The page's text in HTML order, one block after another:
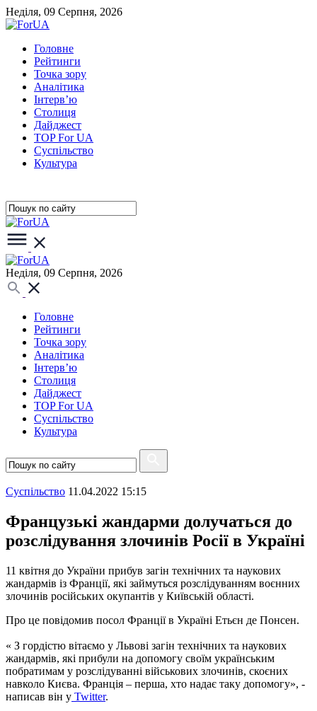
Неділя, 09 Серпня, 2026
Головне
Рейтинги
Точка зору
Аналітика
Інтерв’ю
Столиця
Дайджест
TOP For UA
Суспiльство
Культура
Неділя, 09 Серпня, 2026
Головне
Рейтинги
Точка зору
Аналітика
Інтерв’ю
Столиця
Дайджест
TOP For UA
Суспiльство
Культура
Суспiльство 11.04.2022 15:15
Французькі жандарми долучаться до
розслідування злочинів Росії в Україні
11 квітня до України прибув загін технічних та наукових
жандармів із Франції, які займуться розслідуванням воєнних
злочинів російських окупантів у Київській області.
Про це повідомив посол Франції в Україні Етьєн де Понсен.
« З гордістю вітаємо у Львові загін технічних та наукових
жандармів, які прибули на допомогу своїм українським
побратимам у розслідуванні військових злочинів, скоєних
навколо Києва. Франція – перша, хто надає таку допомогу», -
написав він у Twitter.